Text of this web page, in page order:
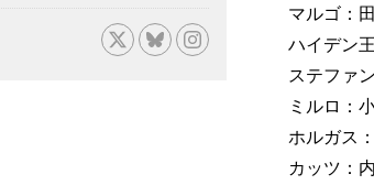
マルゴ：
ハイデン
ステファ
ミルロ：
ホルガス
カッツ：